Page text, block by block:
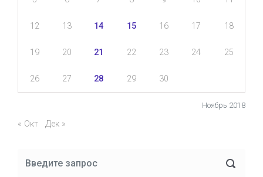
Ноябрь 2018
12 13 14 15 16 17 18
19 20 21 22 23 24 25
26 27 28 29 30
« Окт Дек »